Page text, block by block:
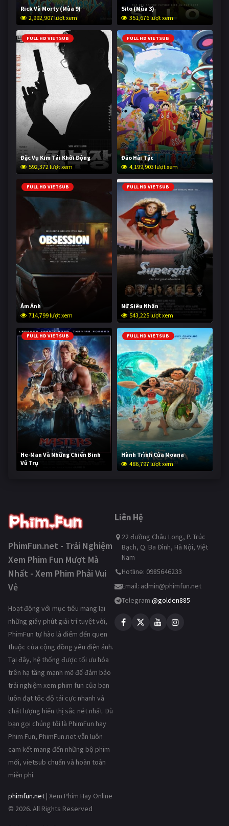
Rick Và Morty (Mùa 9)
2,992,907 lượt xem
Silo (Mùa 3)
351,676 lượt xem
FULL HD VIETSUB
Đặc Vụ Kim Tái Khởi Động
592,372 lượt xem
FULL HD VIETSUB
Đảo Hải Tặc
4,199,903 lượt xem
FULL HD VIETSUB
Ám Ảnh
714,799 lượt xem
FULL HD VIETSUB
Nữ Siêu Nhân
543,225 lượt xem
FULL HD VIETSUB
He-Man Và Những Chiến Binh
Vũ Trụ
235,089 lượt xem
FULL HD VIETSUB
Hành Trình Của Moana
486,797 lượt xem
PhimFun.net - Trải Nghiệm
Xem Phim Fun Mượt Mà
Nhất - Xem Phim Phải Vui
Vẻ
Hoạt động với mục tiêu mang lại
những giây phút giải trí tuyệt vời,
PhimFun tự hào là điểm đến quen
thuộc của cộng đồng yêu điện ảnh.
Tại đây, hệ thống được tối ưu hóa
trên hạ tầng mạnh mẽ để đảm bảo
trải nghiệm xem phim fun của bạn
luôn đạt tốc độ tải cực nhanh và
chất lượng hiển thị sắc nét nhất. Dù
bạn gọi chúng tôi là PhimFun hay
Phim Fun, PhimFun.net vẫn luôn
cam kết mang đến những bộ phim
mới, vietsub chuẩn và hoàn toàn
miễn phí.
phimfun.net | Xem Phim Hay Online
© 2026. All Rights Reserved
Liên Hệ
22 đường Châu Long, P. Trúc
Bạch, Q. Ba Đình, Hà Nội, Việt
Nam
Hotline: 0985646233
Email: admin@phimfun.net
Telegram:@golden885